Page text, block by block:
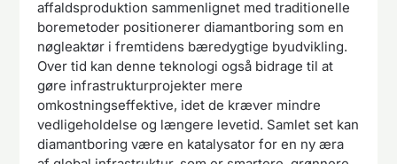
affaldsproduktion sammenlignet med traditionelle
boremetoder positionerer diamantboring som en
nøgleaktør i fremtidens bæredygtige byudvikling.
Over tid kan denne teknologi også bidrage til at
gøre infrastrukturprojekter mere
omkostningseffektive, idet de kræver mindre
vedligeholdelse og længere levetid. Samlet set kan
diamantboring være en katalysator for en ny æra